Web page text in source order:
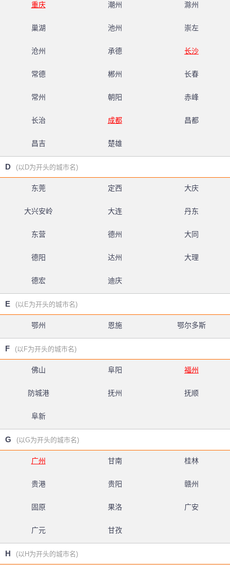
重庆 潮州 滁州
巢湖 池州 崇左
沧州 承德 长沙
常德 郴州 长春
常州 朝阳 赤峰
长治 成都 昌都
昌吉 楚雄
D (以D为开头的城市名)
东莞 定西 大庆
大兴安岭 大连 丹东
东营 德州 大同
德阳 达州 大理
德宏 迪庆
E (以E为开头的城市名)
鄂州 恩施 鄂尔多斯
F (以F为开头的城市名)
佛山 阜阳 福州
防城港 抚州 抚顺
阜新
G (以G为开头的城市名)
广州 甘南 桂林
贵港 贵阳 赣州
固原 果洛 广安
广元 甘孜
H (以H为开头的城市名)